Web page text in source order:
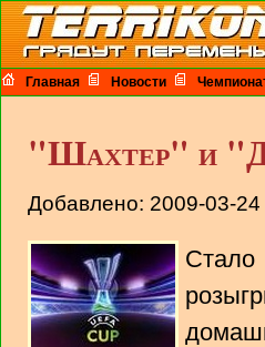
Главная Новости
"Шахтер" и
Добавлено: 2009-03-24